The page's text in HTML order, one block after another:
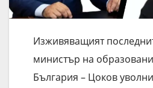
Изживяващият
министър на
България – Цоков